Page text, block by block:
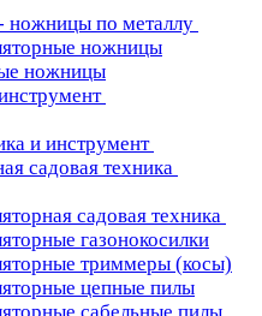
ножницы по металлу
ножницы
ножницы
и инструмент
садовая техника
садовая техника
газонокосилки
триммеры (косы)
цепные пилы